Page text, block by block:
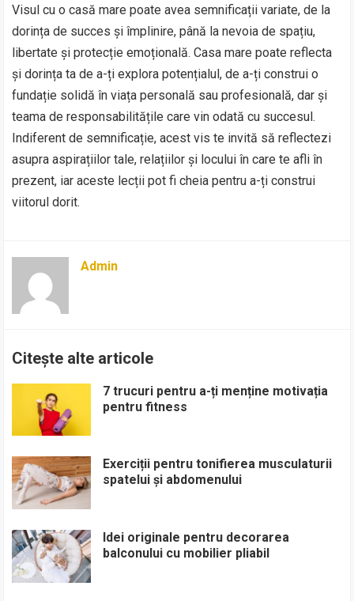
Visul cu o casă mare poate avea semnificații variate, de la
dorința de succes și împlinire, până la nevoia de spațiu,
libertate și protecție emoțională. Casa mare poate reflecta
și dorința ta de a-ți explora potențialul, de a-ți construi o
fundație solidă în viața personală sau profesională, dar și
teama de responsabilitățile care vin odată cu succesul.
Indiferent de semnificație, acest vis te invită să reflectezi
asupra aspirațiilor tale, relațiilor și locului în care te afli în
prezent, iar aceste lecții pot fi cheia pentru a-ți construi
viitorul dorit.
Admin
Citește alte articole
7 trucuri pentru a-ți menține motivația
pentru fitness
Exerciții pentru tonifierea musculaturii
spatelui și abdomenului
Idei originale pentru decorarea
balconului cu mobilier pliabil